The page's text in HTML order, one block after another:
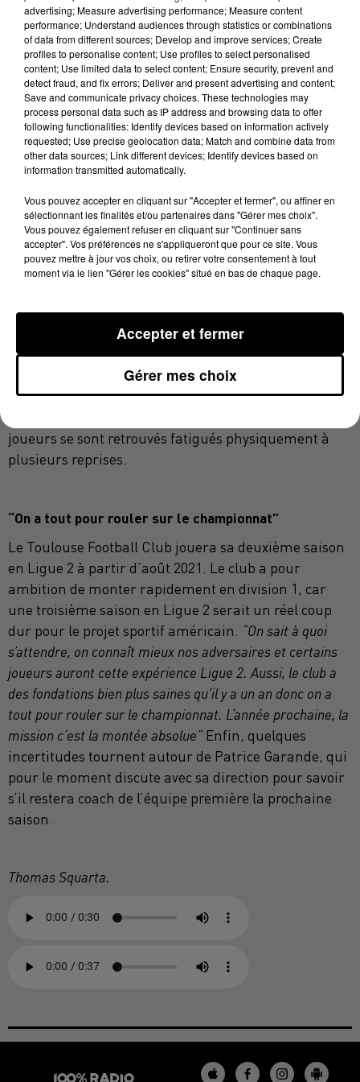
merci au staff et merci à la nouvelle direction.”
Une saison agitée
On peut dire que la saison du TFC n’a pas été de tout
repos. En effet, un changement majeur a eu lieu l’été
dernier, le club a été vendu tardivement, ce qui a
retardé le mercato estival.“La vente du club, l’été
commence un petit peu tard, donc les recrues arrivent un
petit peu tard et le début de saison on se le manque,
explique Jean Baptiste Jammes.On perd les deux
premiers matchs, après on fait deux matchs nuls donc on
recrues qui seraient arrivées 15 jours, trois semaines
avant, on aurait pu prendre quelques points sur ces 4-5
premières journées, ce qui nous aurait probablement
permis de terminer dans le top 2.”L’équipe a mis du
temps à se lancer dans la course à la montée. Enfin,
joueurs se sont retrouvés fatigués physiquement à
plusieurs reprises.
“On a tout pour rouler sur le championnat”
Le Toulouse Football Club jouera sa deuxième saison
en Ligue 2 à partir d’août 2021. Le club a pour
ambition de monter rapidement en division 1, car
une troisième saison en Ligue 2 serait un réel coup
dur pour le projet sportif américain.
“On sait à quoi
s’attendre, on connaît mieux nos adversaires et certains
joueurs auront cette expérience Ligue 2. Aussi, le club a
des fondations bien plus saines qu'il y a un an donc on a
tout pour rouler sur le championnat. L’année prochaine, la
mission c’est la montée absolue”Enfin, quelques
incertitudes tournent autour de Patrice Garande, qui
pour le moment discute avec sa direction pour savoir
s’il restera coach de l’équipe première la prochaine
saison.
Thomas Squarta.
advertising; Measure advertising performance; Measure content
performance; Understand audiences through statistics or combinations
of data from different sources; Develop and improve services; Create
profiles to personalise content; Use profiles to select personalised
content; Use limited data to select content; Ensure security, prevent and
detect fraud, and fix errors; Deliver and present advertising and content;
Save and communicate privacy choices. These technologies may
process personal data such as IP address and browsing data to offer
following functionalities: Identify devices based on information actively
requested; Use precise geolocation data; Match and combine data from
other data sources; Link different devices; Identify devices based on
information transmitted automatically.
Vous pouvez accepter en cliquant sur "Accepter et fermer", ou affiner en
sélectionnant les finalités et/ou partenaires dans "Gérer mes choix".
Vous pouvez également refuser en cliquant sur "Continuer sans
accepter". Vos préférences ne s'appliqueront que pour ce site. Vous
pouvez mettre à jour vos choix, ou retirer votre consentement à tout
moment via le lien "Gérer les cookies" situé en bas de chaque page.
Gérer mes choix
Accepter et fermer